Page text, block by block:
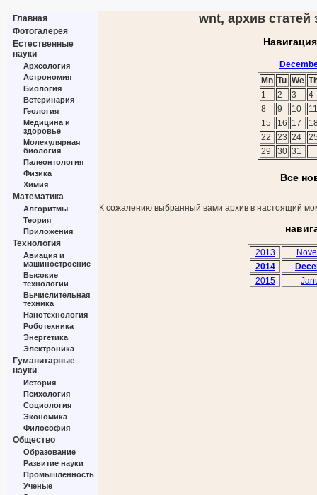
Главная
Фотогалерея
Естественные
науки
Археология
Астрономия
Биология
Ветеринария
Геология
Медицина и
здоровье
Молекулярная
биология
Палеонтология
Физика
Химия
Математика
Алгоритмы
Теория
Приложения
Технология
Авиация и
машиностроение
Высокие
технологии
Вычислительная
техника
Нанотехнология
Роботехника
Энергетика
Электроника
Гуманитарные
науки
История
Психология
Социология
Экономика
Философия
Общество
Образование
Развитие науки
Промышленность
Ученые
wnt, архив статей
Mn Tu We
1
2 3
4
8
9 10
11
15
16 17
22
23 24
29
30 31
Все
К сожалению выбранный вами архив в настоящий
2013
2014
2015